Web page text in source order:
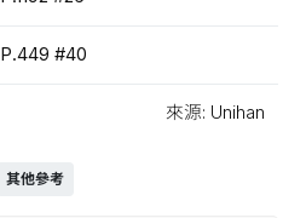
P.449 #40
來源: Unihan
其他參考